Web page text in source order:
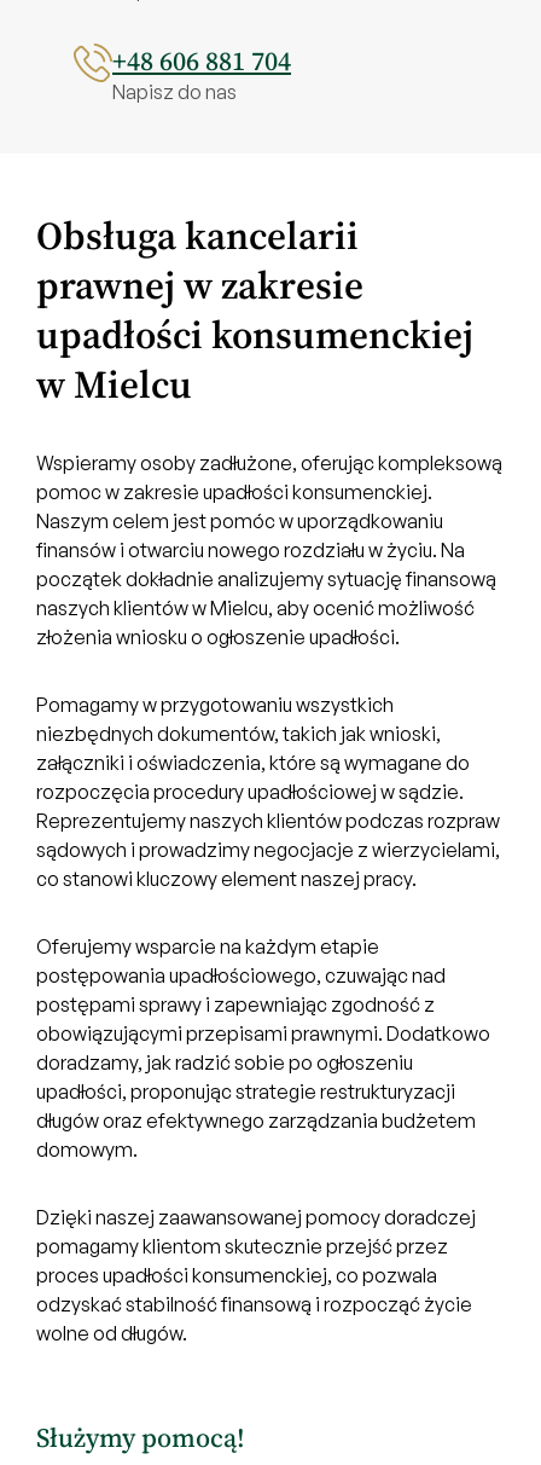
+48 606 881 704
Napisz do nas
Obsługa kancelarii
prawnej w zakresie
upadłości konsumenckiej
w Mielcu
Wspieramy osoby zadłużone, oferując kompleksową
pomoc w zakresie upadłości konsumenckiej.
Naszym celem jest pomóc w uporządkowaniu
finansów i otwarciu nowego rozdziału w życiu. Na
początek dokładnie analizujemy sytuację finansową
naszych klientów w Mielcu, aby ocenić możliwość
złożenia wniosku o ogłoszenie upadłości.
Pomagamy w przygotowaniu wszystkich
niezbędnych dokumentów, takich jak wnioski,
załączniki i oświadczenia, które są wymagane do
rozpoczęcia procedury upadłościowej w sądzie.
Reprezentujemy naszych klientów podczas rozpraw
sądowych i prowadzimy negocjacje z wierzycielami,
co stanowi kluczowy element naszej pracy.
Oferujemy wsparcie na każdym etapie
postępowania upadłościowego, czuwając nad
postępami sprawy i zapewniając zgodność z
obowiązującymi przepisami prawnymi. Dodatkowo
doradzamy, jak radzić sobie po ogłoszeniu
upadłości, proponując strategie restrukturyzacji
długów oraz efektywnego zarządzania budżetem
domowym.
Dzięki naszej zaawansowanej pomocy doradczej
pomagamy klientom skutecznie przejść przez
proces upadłości konsumenckiej, co pozwala
odzyskać stabilność finansową i rozpocząć życie
wolne od długów.
Służymy pomocą!